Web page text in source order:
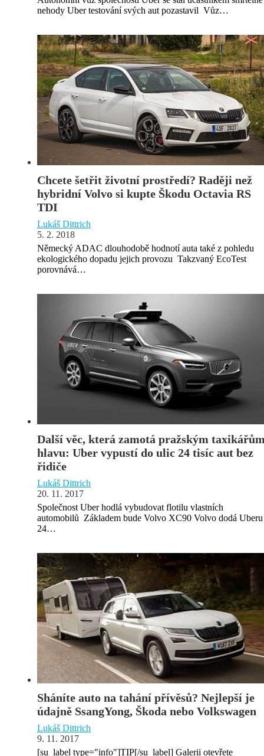
nehody Uber testování svých aut pozastavil Vůz…
Chcete šetřit životní prostředí? Raději než
hybridní Volvo si kupte Škodu Octavia RS
TDI
Lukáš Dittrich
5. 2. 2018
Německý ADAC dlouhodobě hodnotí auta také z pohledu
ekologického dopadu jejich provozu Takzvaný EcoTest
porovnává…
Další věc, která zamotá pražským
hlavu: Uber vypustí do ulic 24 tisíc aut bez
řidiče
Lukáš Dittrich
20. 11. 2017
Společnost Uber hodlá vybudovat flotilu vlastních
automobilů Základem bude Volvo XC90 Volvo dodá Uberu
24…
Sháníte auto na tahání přívěsů? Nejlepší je
údajně SsangYong, Škoda nebo Volkswagen
Lukáš Dittrich
9. 11. 2017
[su_label type="info"]TIP[/su_label] Galerii otevřete